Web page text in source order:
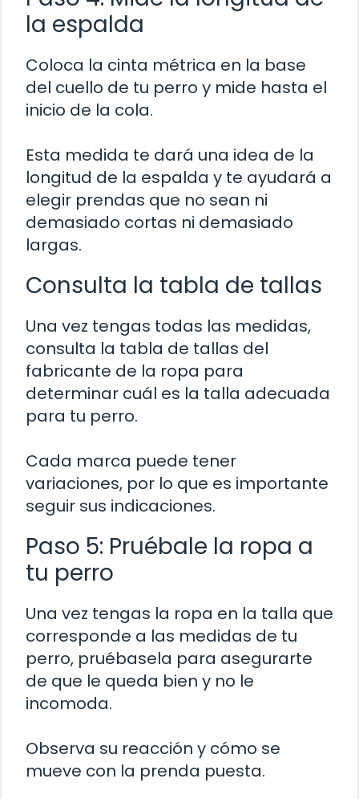
la espalda
Coloca la cinta métrica en la base
del cuello de tu perro y mide hasta el
inicio de la cola.
Esta medida te dará una idea de la
longitud de la espalda y te ayudará a
elegir prendas que no sean ni
demasiado cortas ni demasiado
largas.
Consulta la tabla de tallas
Una vez tengas todas las medidas,
consulta la tabla de tallas del
fabricante de la ropa para
determinar cuál es la talla adecuada
para tu perro.
Cada marca puede tener
variaciones, por lo que es importante
seguir sus indicaciones.
Paso 5: Pruébale la ropa a
tu perro
Una vez tengas la ropa en la talla que
corresponde a las medidas de tu
perro, pruébasela para asegurarte
de que le queda bien y no le
incomoda.
Observa su reacción y cómo se
mueve con la prenda puesta.